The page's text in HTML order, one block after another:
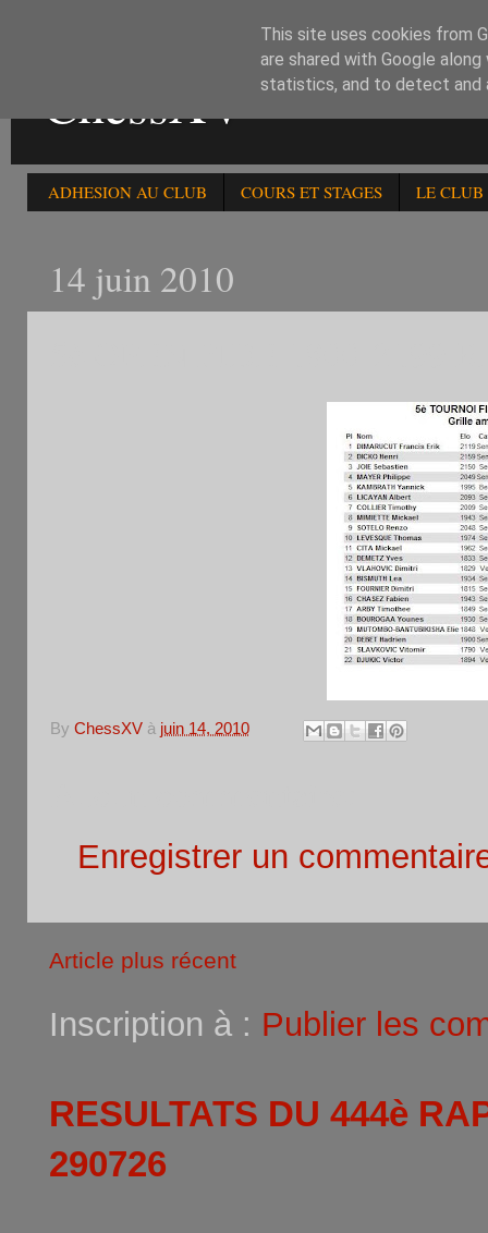
ChessXV
ADHESION AU CLUB COURS ET STAGES LE CLUB
14 juin 2010
By ChessXV à juin 14, 2010
Enregistrer un
Article plus récent
Inscription à : Publier les
RESULTATS DU 444è
290726
This site uses cookies from
are shared with Google
statistics, and to detect and